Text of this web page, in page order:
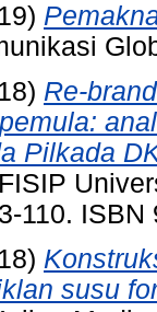
Re-
Pilkada
110. ISBN
susu